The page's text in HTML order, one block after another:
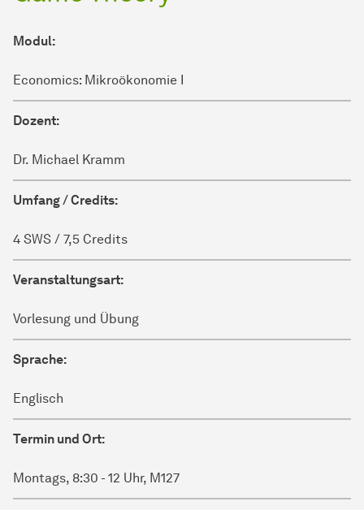
Modul:
Economics: Mikroökonomie I
Dozent:
Dr. Michael Kramm
Umfang / Credits:
4 SWS / 7,5 Credits
Veranstaltungsart:
Vorlesung und Übung
Sprache:
Englisch
Termin und Ort:
Montags, 8:30 - 12 Uhr, M127